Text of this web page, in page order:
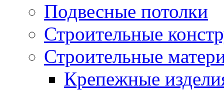
Подвесные потолки
Строительные
Строительные
Крепежные